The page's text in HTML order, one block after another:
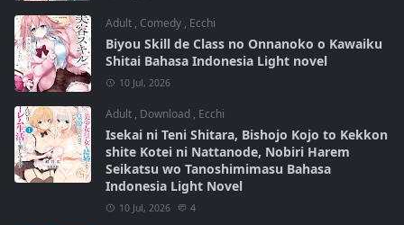
Adult , Comedy , Ecchi
Biyou Skill de Class no Onnanoko o Kawaiku
Shitai Bahasa Indonesia Light novel
10 Jul, 2026
Adult , Download , Ecchi
Isekai ni Teni Shitara, Bishojo Kojo to Kekkon
shite Kotei ni Nattanode, Nobiri Harem
Seikatsu wo Tanoshimimasu Bahasa
Indonesia Light Novel
10 Jul, 2026 4